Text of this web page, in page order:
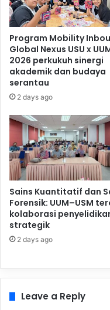
Program Mobility
Global Nexus USU x
2026 perkukuh sinergi
akademik dan budaya
serantau
2 days ago
Sains Kuantitatif dan
Forensik: UUM–USM
kolaborasi
strategik
2 days ago
Leave a Reply